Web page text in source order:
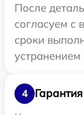
После
согласуем с
сроки
4
Гарантия